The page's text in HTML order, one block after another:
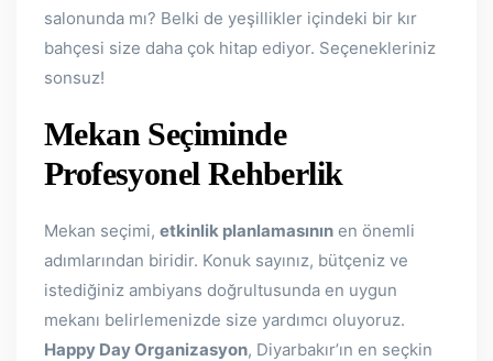
salonunda mı? Belki de yeşillikler içindeki bir kır
bahçesi size daha çok hitap ediyor. Seçenekleriniz
sonsuz!
Mekan Seçiminde
Profesyonel Rehberlik
Mekan seçimi, etkinlik planlamasının en önemli
adımlarından biridir. Konuk sayınız, bütçeniz ve
istediğiniz ambiyans doğrultusunda en uygun
mekanı belirlemenizde size yardımcı oluyoruz.
Happy Day Organizasyon, Diyarbakır’ın en seçkin